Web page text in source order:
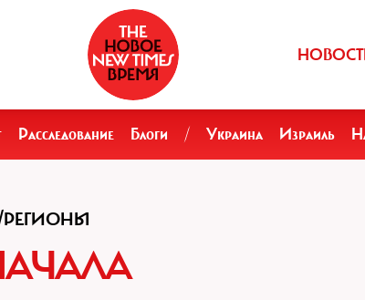
Расследование Блоги / Украина Израиль